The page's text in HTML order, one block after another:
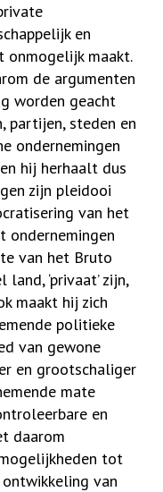
en
maakt.
de argumenten
worden geacht
partijen, steden en
ondernemingen
hij herhaalt dus
zijn pleidooi
van het
ondernemingen
van het Bruto
‘privaat’ zijn,
maakt hij zich
politieke
van gewone
en grootschaliger
mate
en
daarom
tot
van